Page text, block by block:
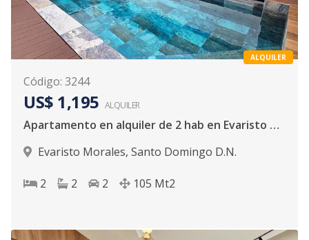
ALQUILER
Código: 3244
US$ 1,195 ALQUILER
Apartamento en alquiler de 2 hab en Evaristo Morales
Evaristo Morales, Santo Domingo D.N.
2 2 2 105 Mt2